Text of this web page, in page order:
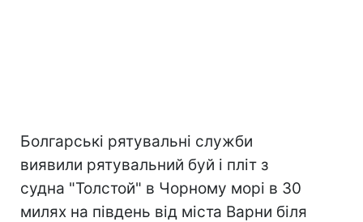
Болгарські рятувальні служби
виявили рятувальний буй і пліт з
судна "Толстой" в Чорному морі в 30
милях на південь від міста Варни біля